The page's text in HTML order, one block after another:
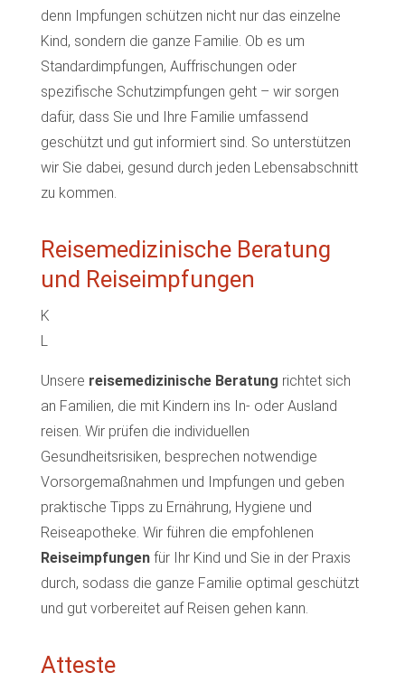
denn Impfungen schützen nicht nur das einzelne
Kind, sondern die ganze Familie. Ob es um
Standardimpfungen, Auffrischungen oder
spezifische Schutzimpfungen geht – wir sorgen
dafür, dass Sie und Ihre Familie umfassend
geschützt und gut informiert sind. So unterstützen
wir Sie dabei, gesund durch jeden Lebensabschnitt
zu kommen.
Reisemedizinische Beratung
und Reiseimpfungen
K
L
Unsere reisemedizinische Beratung richtet sich
an Familien, die mit Kindern ins In- oder Ausland
reisen. Wir prüfen die individuellen
Gesundheitsrisiken, besprechen notwendige
Vorsorgemaßnahmen und Impfungen und geben
praktische Tipps zu Ernährung, Hygiene und
Reiseapotheke. Wir führen die empfohlenen
Reiseimpfungenfür Ihr Kind und Sie in der Praxis
durch, sodass die ganze Familie optimal geschützt
und gut vorbereitet auf Reisen gehen kann.
Atteste